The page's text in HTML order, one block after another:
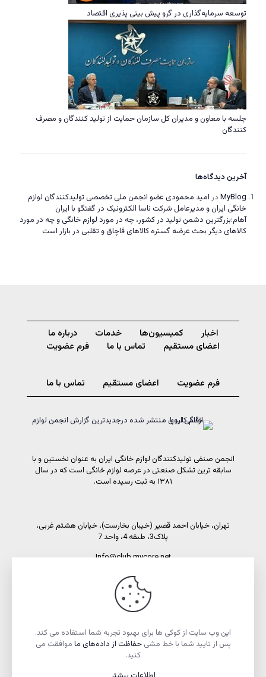
توسعه سرمایه‌گذاری در گرو پیش بینی پذیری اقتصاد
جلسه با معاون و مدیران کل سازمان حمایت از تولید کنندگان و مصرف
کنندگان
آخرین دیدگاه‌ها
MyBlog در امید محمودی عضو انجمن ملی تخصصی تولیدکنندگان لوازم
خانگی ایران و مدیرعامل شرکت ناسا الکترونیک در گفتگو با ایران
آهام:بزرگترین دشمن تولید در کشور، چه در مورد لوازم خانگی و چه در مورد
کالاهای دیگر بحث عرضه گستره کالاهای قاچاق و تقلبی در بازار است
اخبار کمیسیون‌ها خدمات
درباره ما
اعضای مستقیم
تماس با ما فرم عضویت
فرم عضویت اعضای مستقیم تماس با ما
انجمن صنفی تولیدکنندگان لوازم خانگی ایران به عنوان نخستین و با
سابقه ترین تشکل صنعتی در عرصه لوازم خانگی است که در سال
۱۳۸۱ به ثبت رسیده است.
تهران، خیابان احمد قصیر (خیبان بخارست)، خیابان هشتم غربی،
پلاک3، طبقه 4، واحد 7
Info@club.mycore.net
شماره تماس: 02191089450
شماره فاکس: 02188521269
این وب سایت از کوکی ها برای بهبود تجربه شما استفاده می کند.
پس از تایید شما با خط مشیحفاظت از داده‌های ما موافقت می
کنید.